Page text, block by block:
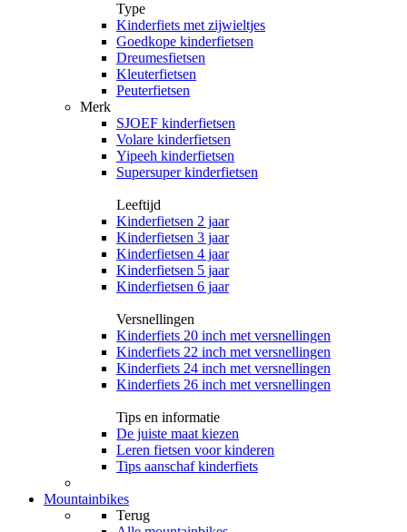
Type
Kinderfiets met zijwieltjes
Goedkope kinderfietsen
Dreumesfietsen
Kleuterfietsen
Peuterfietsen
Merk
SJOEF kinderfietsen
Volare kinderfietsen
Yipeeh kinderfietsen
Supersuper kinderfietsen
Leeftijd
Kinderfietsen 2 jaar
Kinderfietsen 3 jaar
Kinderfietsen 4 jaar
Kinderfietsen 5 jaar
Kinderfietsen 6 jaar
Versnellingen
Kinderfiets 20 inch met versnellingen
Kinderfiets 22 inch met versnellingen
Kinderfiets 24 inch met versnellingen
Kinderfiets 26 inch met versnellingen
Tips en informatie
De juiste maat kiezen
Leren fietsen voor kinderen
Tips aanschaf kinderfiets
Mountainbikes
Terug